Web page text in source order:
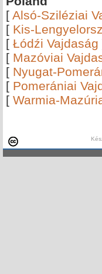
[ Alsó-Sziléziai
[ Kis-
[ Łódźi Vajdaság
[ Mazóviai
[ Nyugat-
[ Pomerániai
[ Warmia-